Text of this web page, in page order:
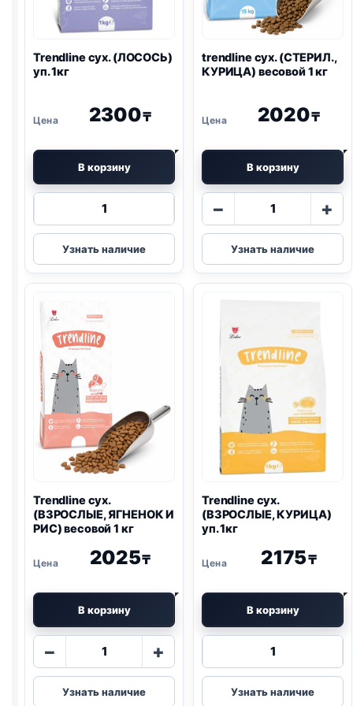
Trendline сух. (ЛОСОСЬ)
уп. 1кг
2300₸
В корзину
Количество
Trendline
сух.
(ЛОСОСЬ)
Узнать наличие
trendline сух. (СТЕРИЛ.,
КУРИЦА) весовой 1 кг
2020₸
В корзину
−
Количество
trendline
сух.
(СТЕРИЛ.,
кг
+
Узнать наличие
Trendline сух.
(ВЗРОСЛЫЕ, ЯГНЕНОК И
РИС) весовой 1 кг
2025₸
В корзину
−
Количество
Trendline
сух.
+
Узнать наличие
Trendline сух.
(ВЗРОСЛЫЕ, КУРИЦА)
уп. 1кг
2175₸
В корзину
Количество
Trendline
сух.
Узнать наличие